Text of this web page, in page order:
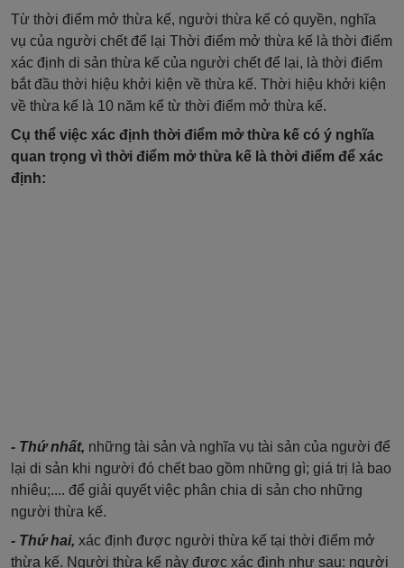
Từ thời điểm mở thừa kế, người thừa kế có quyền, nghĩa
vụ của người chết để lại Thời điểm mở thừa kế là thời điểm
xác định di sản thừa kế của người chết để lại, là thời điểm
bắt đầu thời hiệu khởi kiện về thừa kế. Thời hiệu khởi kiện
về thừa kế là 10 năm kể từ thời điểm mở thừa kế.
Cụ thể việc xác định thời điểm mở thừa kế có ý nghĩa
quan trọng vì thời điểm mở thừa kế là thời điểm để xác
định:
- Thứ nhất, những tài sản và nghĩa vụ tài sản của người để
lại di sản khi người đó chết bao gồm những gì; giá trị là bao
nhiêu;.... để giải quyết việc phân chia di sản cho những
người thừa kế.
- Thứ hai, xác định được người thừa kế tại thời điểm mở
thừa kế. Người thừa kế này được xác định như sau: người